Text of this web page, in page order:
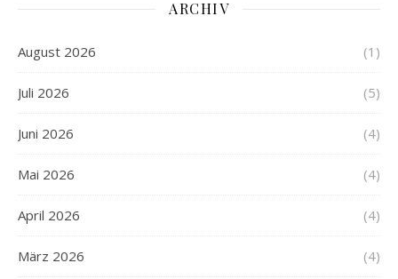
ARCHIV
August 2026 (1)
Juli 2026 (5)
Juni 2026 (4)
Mai 2026 (4)
April 2026 (4)
März 2026 (4)